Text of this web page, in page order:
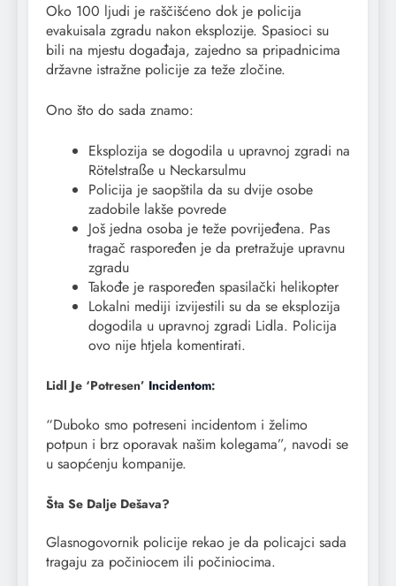
Oko 100 ljudi je raščišćeno dok je policija
evakuisala zgradu nakon eksplozije. Spasioci su
bili na mjestu događaja, zajedno sa pripadnicima
državne istražne policije za teže zločine.
Ono što do sada znamo:
Eksplozija se dogodila u upravnoj zgradi na
Rötelstraße u Neckarsulmu
Policija je saopštila da su dvije osobe
zadobile lakše povrede
Još jedna osoba je teže povrijeđena. Pas
tragač raspoređen je da pretražuje upravnu
zgradu
Takođe je raspoređen spasilački helikopter
Lokalni mediji izvijestili su da se eksplozija
dogodila u upravnoj zgradi Lidla. Policija
ovo nije htjela komentirati.
Lidl Je ‘potresen’ Incidentom:
“Duboko smo potreseni incidentom i želimo
potpun i brz oporavak našim kolegama”, navodi se
u saopćenju kompanije.
Šta Se Dalje Dešava?
Glasnogovornik policije rekao je da policajci sada
tragaju za počiniocem ili počiniocima.